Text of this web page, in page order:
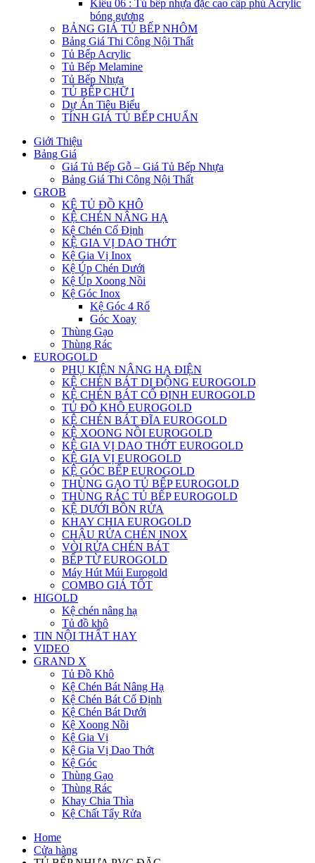
Kiểu 06 : Tủ bếp nhựa đặc cao cấp phủ Acrylic
bóng gương
BẢNG GIÁ TỦ BẾP NHÔM
Bảng Giá Thi Công Nội Thất
Tủ Bếp Acrylic
Tủ Bếp Melamine
Tủ Bếp Nhựa
TỦ BẾP CHỮ I
Dự Án Tiêu Biểu
TÍNH GIÁ TỦ BẾP CHUẨN
Giới Thiệu
Bảng Giá
Giá Tủ Bếp Gỗ – Giá Tủ Bếp Nhựa
Bảng Giá Thi Công Nội Thất
GROB
KỆ TỦ ĐỒ KHÔ
KỆ CHÉN NÂNG HẠ
Kệ Chén Cố Định
KỆ GIA VỊ DAO THỚT
Kệ Gia Vị Inox
Kệ Úp Chén Dưới
Kệ Úp Xoong Nồi
Kệ Góc Inox
Kệ Góc 4 Rổ
Góc Xoay
Thùng Gạo
Thùng Rác
EUROGOLD
PHỤ KIỆN NÂNG HẠ ĐIỆN
KỆ CHÉN BÁT DI ĐỘNG EUROGOLD
KỆ CHÉN BÁT CỐ ĐỊNH EUROGOLD
TỦ ĐỒ KHÔ EUROGOLD
KỆ CHÉN BÁT ĐĨA EUROGOLD
KỆ XOONG NỒI EUROGOLD
KỆ GIA VỊ DAO THỚT EUROGOLD
KỆ GIA VỊ EUROGOLD
KỆ GÓC BẾP EUROGOLD
THÙNG GẠO TỦ BẾP EUROGOLD
THÙNG RÁC TỦ BẾP EUROGOLD
KỆ DƯỚI BỒN RỬA
KHAY CHIA EUROGOLD
CHẬU RỬA CHÉN INOX
VÒI RỬA CHÉN BÁT
BẾP TỪ EUROGOLD
Máy Hút Múi Eurogold
COMBO GIÁ TỐT
HIGOLD
Kệ chén nâng hạ
Tủ đồ khô
TIN NỘI THẤT HAY
VIDEO
GRAND X
Tủ Đồ Khô
Kệ Chén Bát Nâng Hạ
Kệ Chén Bát Cố Định
Kệ Chén Bát Dưới
Kệ Xoong Nồi
Kệ Gia Vị
Kệ Gia Vị Dao Thớt
Kệ Góc
Thùng Gạo
Thùng Rác
Khay Chia Thìa
Kệ Chất Tẩy Rửa
Home
Cửa hàng